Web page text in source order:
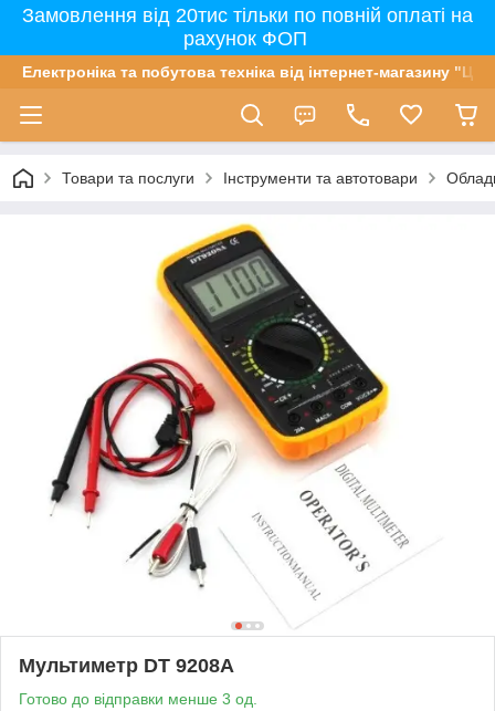
Замовлення від 20тис тільки по повній оплаті на
рахунок ФОП
Електроніка та побутова техніка від інтернет-магазину
Товари та послуги Інструменти та автотовари
Мультиметр DT 9208A
Готово до відправки менше 3 од.